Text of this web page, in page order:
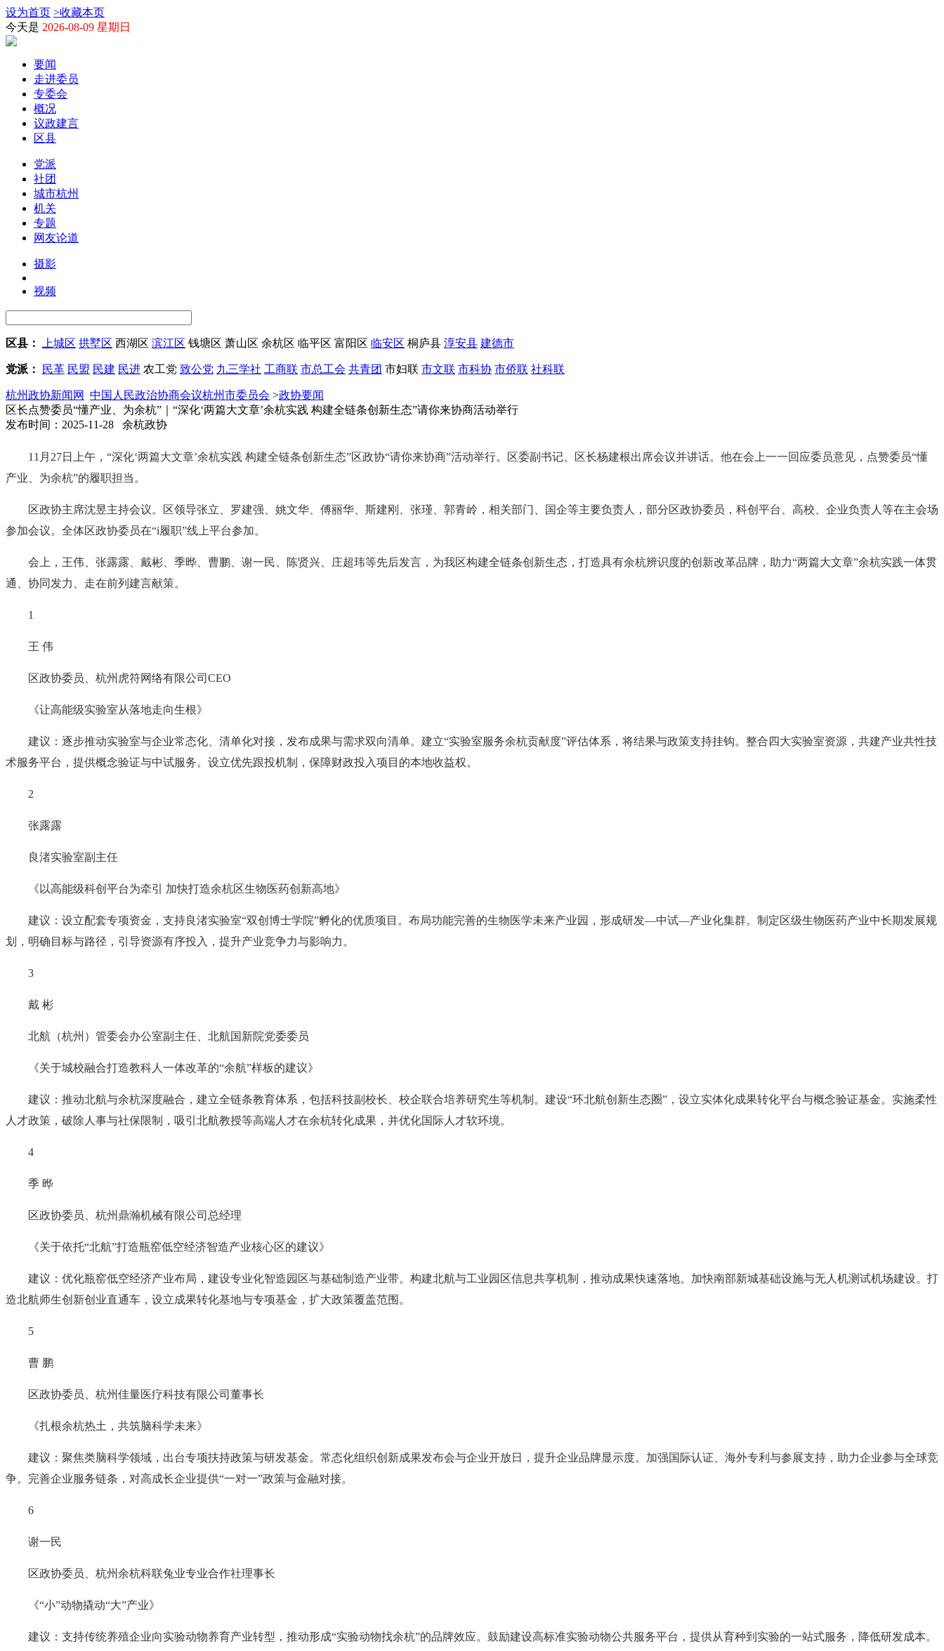
设为首页 >收藏本页
今天是 2026-08-09 星期日
要闻
走进委员
专委会
概况
议政建言
区县
党派
社团
城市杭州
机关
专题
网友论道
摄影
视频
区县： 上城区 拱墅区 西湖区 滨江区 钱塘区 萧山区 余杭区 临平区 富阳区 临安区 桐庐县 淳安县 建德市
党派： 民革 民盟 民建 民进 农工党 致公党 九三学社 工商联 市总工会 共青团 市妇联 市文联 市科协 市侨联 社科联
杭州政协新闻网 中国人民政治协商会议杭州市委员会 >政协要闻
区长点赞委员“懂产业、为余杭”｜“深化‘两篇大文章’余杭实践 构建全链条创新生态”请你来协商活动举行
发布时间：2025-11-28 余杭政协
11月27日上午，“深化‘两篇大文章’余杭实践 构建全链条创新生态”区政协“请你来协商”活动举行。区委副书记、区长杨建根出席会议并讲话。他在会上一一回应委员意见，点赞委员“懂
产业、为余杭”的履职担当。
区政协主席沈昱主持会议。区领导张立、罗建强、姚文华、傅丽华、斯建刚、张瑾、郭青岭，相关部门、国企等主要负责人，部分区政协委员，科创平台、高校、企业负责人等在主会场
参加会议。全体区政协委员在“i履职”线上平台参加。
会上，王伟、张露露、戴彬、季晔、曹鹏、谢一民、陈贤兴、庄超玮等先后发言，为我区构建全链条创新生态，打造具有余杭辨识度的创新改革品牌，助力“两篇大文章”余杭实践一体贯
通、协同发力、走在前列建言献策。
1
王 伟
区政协委员、杭州虎符网络有限公司CEO
《让高能级实验室从落地走向生根》
建议：逐步推动实验室与企业常态化、清单化对接，发布成果与需求双向清单。建立“实验室服务余杭贡献度”评估体系，将结果与政策支持挂钩。整合四大实验室资源，共建产业共性技
术服务平台，提供概念验证与中试服务。设立优先跟投机制，保障财政投入项目的本地收益权。
2
张露露
良渚实验室副主任
《以高能级科创平台为牵引 加快打造余杭区生物医药创新高地》
建议：设立配套专项资金，支持良渚实验室“双创博士学院”孵化的优质项目。布局功能完善的生物医学未来产业园，形成研发—中试—产业化集群。制定区级生物医药产业中长期发展规
划，明确目标与路径，引导资源有序投入，提升产业竞争力与影响力。
3
戴 彬
北航（杭州）管委会办公室副主任、北航国新院党委委员
《关于城校融合打造教科人一体改革的“余航”样板的建议》
建议：推动北航与余杭深度融合，建立全链条教育体系，包括科技副校长、校企联合培养研究生等机制。建设“环北航创新生态圈”，设立实体化成果转化平台与概念验证基金。实施柔性
人才政策，破除人事与社保限制，吸引北航教授等高端人才在余杭转化成果，并优化国际人才软环境。
4
季 晔
区政协委员、杭州鼎瀚机械有限公司总经理
《关于依托“北航”打造瓶窑低空经济智造产业核心区的建议》
建议：优化瓶窑低空经济产业布局，建设专业化智造园区与基础制造产业带。构建北航与工业园区信息共享机制，推动成果快速落地。加快南部新城基础设施与无人机测试机场建设。打
造北航师生创新创业直通车，设立成果转化基地与专项基金，扩大政策覆盖范围。
5
曹 鹏
区政协委员、杭州佳量医疗科技有限公司董事长
《扎根余杭热土，共筑脑科学未来》
建议：聚焦类脑科学领域，出台专项扶持政策与研发基金。常态化组织创新成果发布会与企业开放日，提升企业品牌显示度。加强国际认证、海外专利与参展支持，助力企业参与全球竞
争。完善企业服务链条，对高成长企业提供“一对一”政策与金融对接。
6
谢一民
区政协委员、杭州余杭科联兔业专业合作社理事长
《“小”动物撬动“大”产业》
建议：支持传统养殖企业向实验动物养育产业转型，推动形成“实验动物找余杭”的品牌效应。鼓励建设高标准实验动物公共服务平台，提供从育种到实验的一站式服务，降低研发成本。